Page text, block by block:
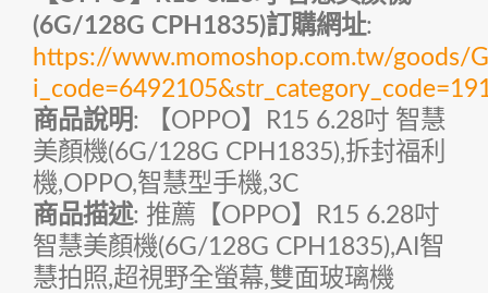
(6G/128G CPH1835)訂購網址:
https://www.momoshop.com.tw/goods/
商品說明: 【OPPO】R15 6.28吋 智慧
美顏機(6G/128G CPH1835),拆封福利
機,OPPO,智慧型手機,3C
商品描述: 推薦【OPPO】R15 6.28吋
智慧美顏機(6G/128G CPH1835),AI智
慧拍照,超視野全螢幕,雙面玻璃機